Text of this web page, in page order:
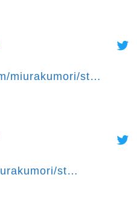
miurakumori/st…
st…